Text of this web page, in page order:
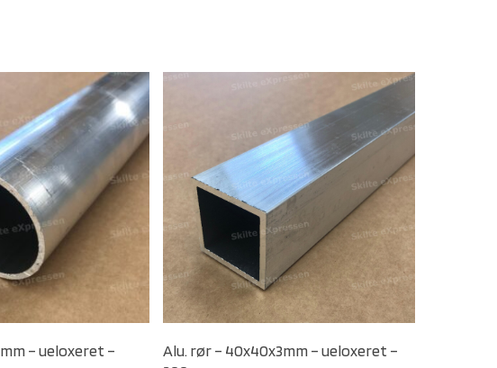
– ueloxeret –
Alu. rør – 40x40x3mm – ueloxeret –